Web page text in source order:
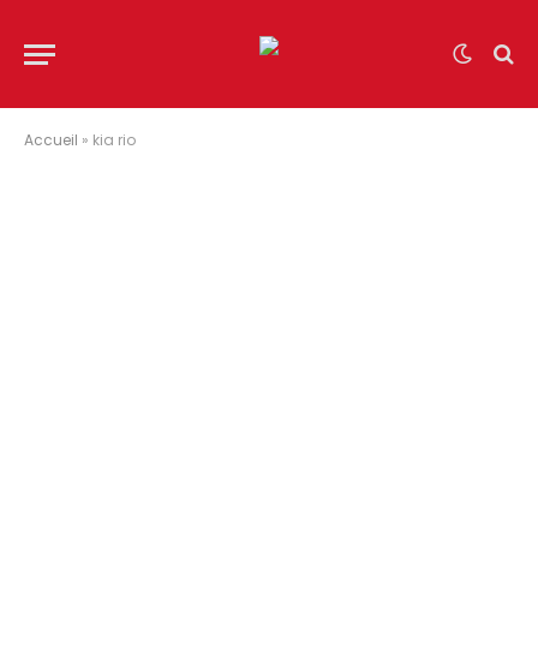
Accueil » kia rio